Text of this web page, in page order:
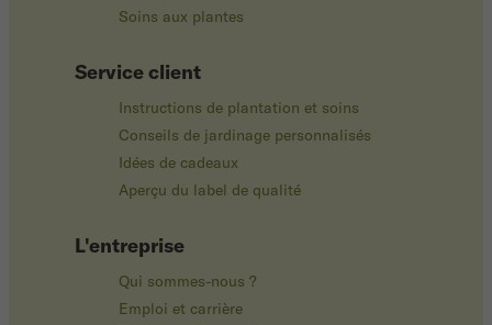
Soins aux plantes
Service client
Instructions de plantation et soins
Conseils de jardinage personnalisés
Idées de cadeaux
Aperçu du label de qualité
L'entreprise
Qui sommes-nous ?
Emploi et carrière